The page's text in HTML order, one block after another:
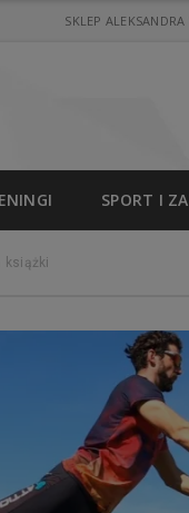
SKLEP
SPORT I
książki